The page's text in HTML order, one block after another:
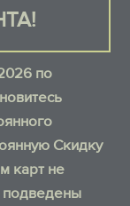
по
Скидку
карт не
подведены